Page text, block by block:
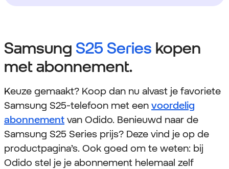
Samsung S25 Series kopen
met abonnement.
Keuze gemaakt? Koop dan nu alvast je favoriete
Samsung S25-telefoon met een voordelig
abonnement van Odido. Benieuwd naar de
Samsung S25 Series prijs? Deze vind je op de
productpagina’s. Ook goed om te weten: bij
Odido stel je je abonnement helemaal zelf